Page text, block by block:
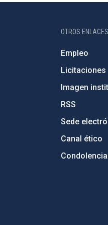
OTROS ENLACES
Empleo
Licitaciones
Imagen
RSS
Sede
Canal ético